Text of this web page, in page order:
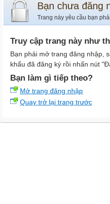
Bạn chưa đăng
Trang này yêu cầu bạn
Truy cập trang này như
Bạn phải mở trang đăng nhập,
khẩu đã đăng ký rồi nhấn nút
Bạn làm gì tiếp theo?
Mở trang đăng nhập
Quay trở lại trang trước